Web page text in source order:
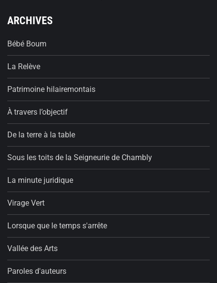
ARCHIVES
Bébé Boum
La Relève
Patrimoine hilairemontais
À travers l’objectif
De la terre à la table
Sous les toits de la Seigneurie de Chambly
La minute juridique
Virage Vert
Lorsque que le temps s'arrête
Vallée des Arts
Paroles d'auteurs